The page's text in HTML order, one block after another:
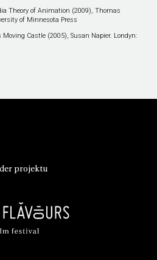
Theory of Animation (2009), Thomas
of Minnesota Press
Castle (2005), Susan Napier. Londyn:
projektu